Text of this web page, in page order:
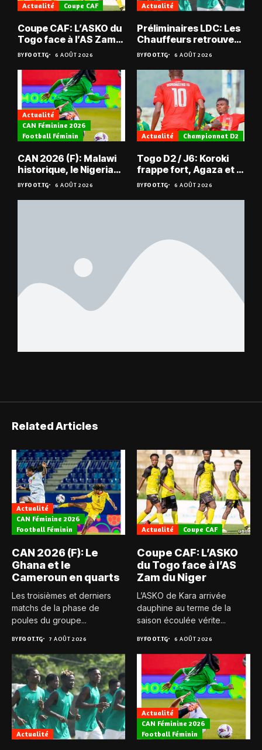
Actualité Coupe CAF
Coupe CAF: L’ASKO du
Togo face à l’AS Zam
du Niger
BYFOOT.TG 6 AOÛT 2026
Actualité
Préliminaires LDC: Les
Chauffeurs retrouvent
les Mimos
BYFOOT.TG 6 AOÛT 2026
Actualité
CAN Féminine 2026
Football Féminin
CAN 2026 (F): Malawi
historique, le Nigeria
sauvé, la Zambie
éliminée
BYFOOT.TG 6 AOÛT 2026
Actualité Championnat D2
Togo D2 / J6: Koroki
frappe fort, Agaza et la
JCA assurent,
suspense avant Sara
FC – Doumbé FC
BYFOOT.TG 6 AOÛT 2026
Related Articles
Actualité
CAN Féminine 2026
Football Féminin
CAN 2026 (F): Le
Ghana et le
Cameroun en quarts
Les troisièmes et derniers
matchs de la phase de
poules du groupe...
BYFOOT.TG 7 AOÛT 2026
Actualité Coupe CAF
Coupe CAF: L’ASKO
du Togo face à l’AS
Zam du Niger
L’ASKO de Kara arrivée
dauphine au terme de la
saison écoulée vérite...
BYFOOT.TG 6 AOÛT 2026
Actualité
Actualité
CAN Féminine 2026
Football Féminin